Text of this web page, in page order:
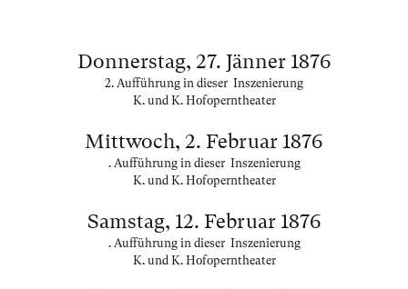
Donnerstag, 27. Jänner 1876
2. Aufführung in dieser Inszenierung
K. und K. Hofoperntheater
Mittwoch, 2. Februar 1876
. Aufführung in dieser Inszenierung
K. und K. Hofoperntheater
Samstag, 12. Februar 1876
. Aufführung in dieser Inszenierung
K. und K. Hofoperntheater